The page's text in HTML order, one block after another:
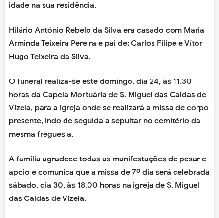
idade na sua residência.
Hilário António Rebelo da Silva era casado com Maria
Arminda Teixeira Pereira e pai de: Carlos Filipe e Vítor
Hugo Teixeira da Silva.
O funeral realiza-se este domingo, dia 24, às 11.30
horas da Capela Mortuária de S. Miguel das Caldas de
Vizela, para a igreja onde se realizará a missa de corpo
presente, indo de seguida a sepultar no cemitério da
mesma freguesia.
A família agradece todas as manifestações de pesar e
apoio e comunica que a missa de 7º dia será celebrada
sábado, dia 30, às 18.00 horas na igreja de S. Miguel
das Caldas de Vizela.